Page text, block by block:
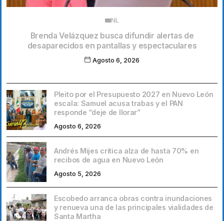
NL
Brenda Velázquez busca difundir alertas de
desaparecidos en pantallas y espectaculares
Agosto 6, 2026
Pleito por el Presupuesto 2027 en Nuevo León
escala: Samuel acusa trabas y el PAN
responde “deje de llorar”
Agosto 6, 2026
Andrés Mijes critica alza de hasta 70% en
recibos de agua en Nuevo León
Agosto 5, 2026
Escobedo arranca obras contra inundaciones
y renueva una de las principales vialidades de
Santa Martha